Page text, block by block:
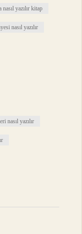
yazılır kitap
nasıl yazılır
nasıl yazılır